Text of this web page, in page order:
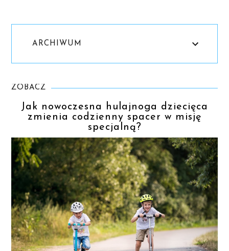
ARCHIWUM
ZOBACZ
Jak nowoczesna hulajnoga dziecięca
zmienia codzienny spacer w misję
specjalną?